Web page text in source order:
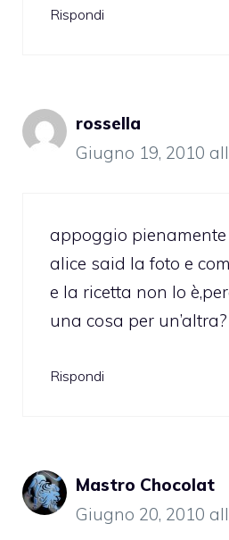
Rispondi
rossella
Giugno 19, 2010
appoggio
alice said la foto e
e la ricetta non lo
una cosa per un’altra?
Rispondi
Mastro Chocolat
Giugno 20, 2010